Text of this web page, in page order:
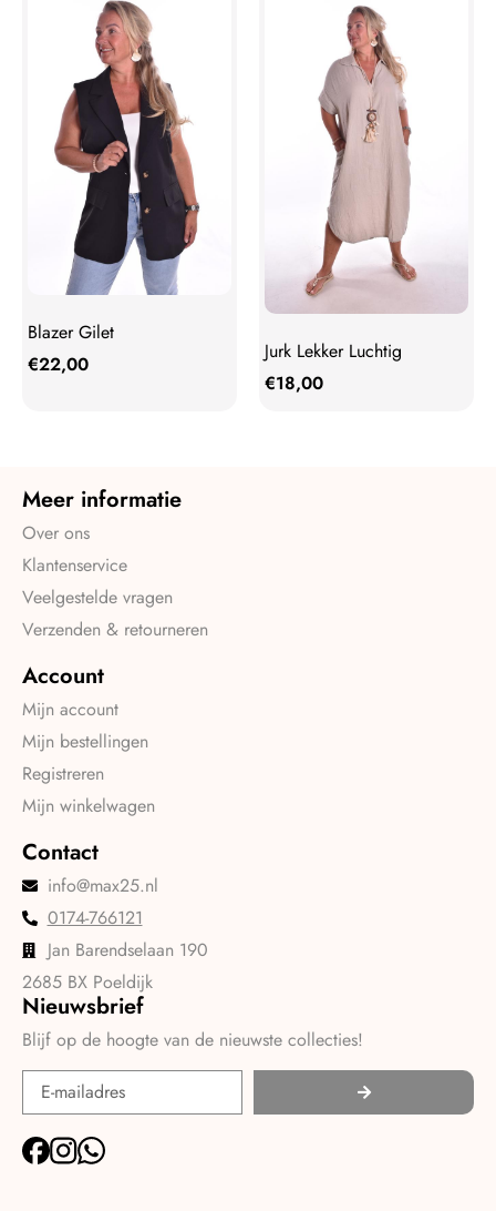
Blazer Gilet
€22,00
Jurk Lekker Luchtig
€18,00
Meer informatie
Over ons
Klantenservice
Veelgestelde vragen
Verzenden & retourneren
Account
Mijn account
Mijn bestellingen
Registreren
Mijn winkelwagen
Contact
info@max25.nl
0174-766121
Jan Barendselaan 190
2685 BX Poeldijk
Nieuwsbrief
Blijf op de hoogte van de nieuwste collecties!